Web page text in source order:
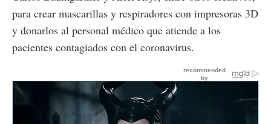
para crear mascarillas y respiradores con impresoras 3D
y donarlos al personal médico que atiende a los
pacientes contagiados con el coronavirus.